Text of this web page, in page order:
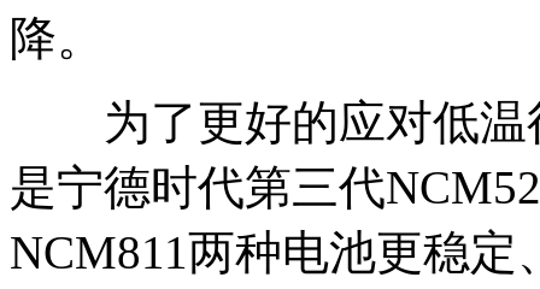
降。
为了更好的应对低温
是宁德时代第三代
NCM811两种电池更稳